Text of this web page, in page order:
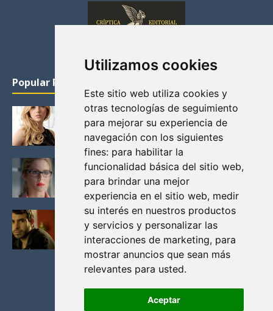
Utilizamos cookies
Este sitio web utiliza cookies y
otras tecnologías de seguimiento
para mejorar su experiencia de
navegación con los siguientes
fines: para habilitar la
funcionalidad básica del sitio web,
para brindar una mejor
experiencia en el sitio web, medir
su interés en nuestros productos
y servicios y personalizar las
interacciones de marketing, para
mostrar anuncios que sean más
relevantes para usted.
Aceptar
Popular Posts
KATHERYN WINNICK: LA ACTRIZ MAS GUAPA DE
VIKINGOS
Junio 14, 2013
FELICITY (EMILY BETT RICKARDS), LAS FOTOS
MAS BONITAS DE LA ALIADA DE ARROW
Noviembre 30, 2013
BLACK MIRROR: TODA TU HISTORIA. EPISODIO 3.
LA CRITICA
Mayo 17, 2012